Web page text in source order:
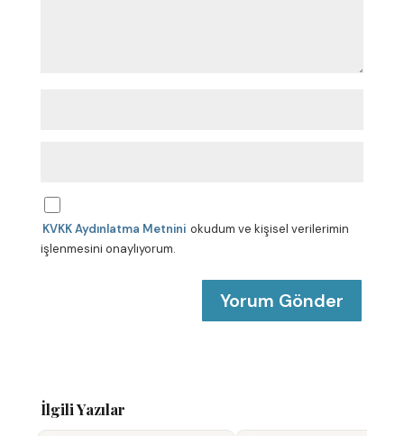
o
s
t
a
KVKK Aydınlatma Metnini okudum ve kişisel verilerimin
işlenmesini onaylıyorum.
İlgili Yazılar